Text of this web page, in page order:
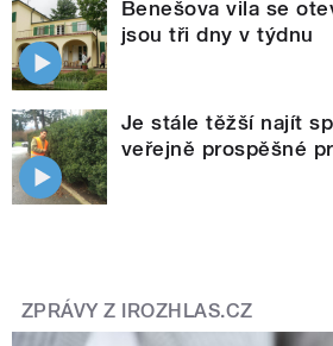
Benešova vila se
jsou tři dny v týdnu
Je stále těžší najít
veřejně prospěšné
ZPRÁVY Z IROZHLAS.CZ